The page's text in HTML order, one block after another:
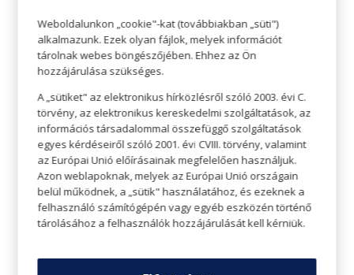
←A MENTÁLISAN ERŐS NŐK JELLEMZŐI
VISSZA A CIKKEKHEZ
Weboldalunkon „cookie"-kat (továbbiakban „süti")
alkalmazunk. Ezek olyan fájlok, melyek információt
tárolnak webes böngészőjében. Ehhez az Ön
hozzájárulása szükséges.
A „sütiket" az elektronikus hírközlésről szóló 2003. évi C.
törvény, az elektronikus kereskedelmi szolgáltatások, az
információs társadalommal összefüggő szolgáltatások
egyes kérdéseiről szóló 2001. évi CVIII. törvény, valamint
az Európai Unió előírásainak megfelelően használjuk.
Azon weblapoknak, melyek az Európai Unió országain
belül működnek, a „sütik" használatához, és ezeknek a
felhasználó számítógépén vagy egyéb eszközén történő
tárolásához a felhasználók hozzájárulását kell kérniük.